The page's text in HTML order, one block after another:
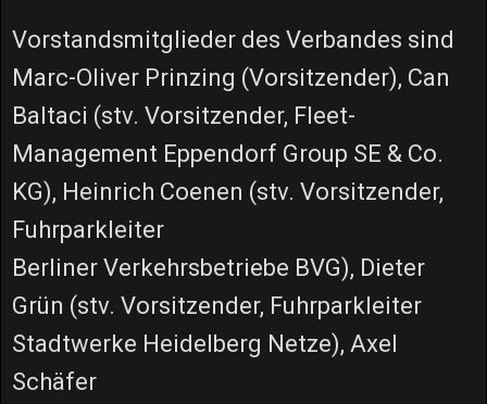
Vorstandsmitglieder des Verbandes sind
Marc-Oliver Prinzing (Vorsitzender), Can
Baltaci (stv. Vorsitzender, Fleet-
Management Eppendorf Group SE & Co.
KG), Heinrich Coenen (stv. Vorsitzender,
Fuhrparkleiter
Berliner Verkehrsbetriebe BVG), Dieter
Grün (stv. Vorsitzender, Fuhrparkleiter
Stadtwerke Heidelberg Netze), Axel
Schäfer